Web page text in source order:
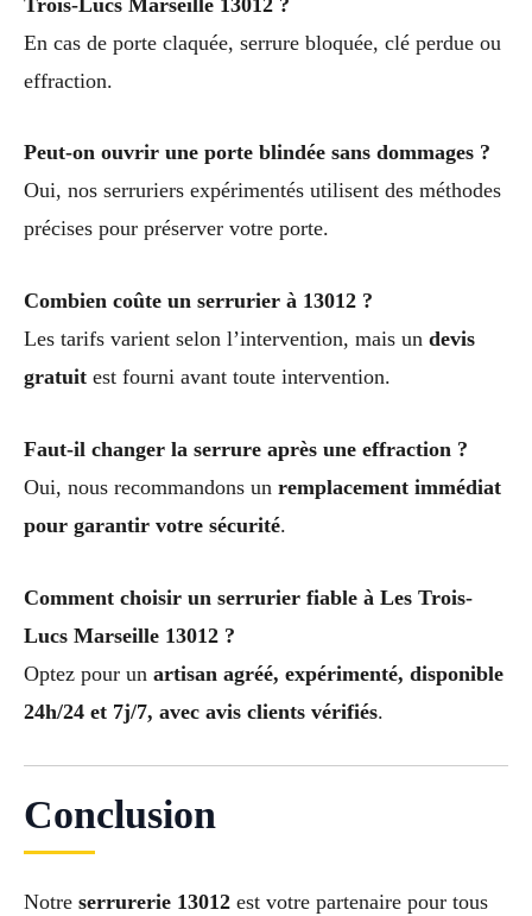
En cas de porte claquée, serrure bloquée, clé perdue ou
effraction.
Peut-on ouvrir une porte blindée sans dommages ?
Oui, nos serruriers expérimentés utilisent des méthodes
précises pour préserver votre porte.
Combien coûte un serrurier à 13012 ?
Les tarifs varient selon l’intervention, mais un devis
gratuit est fourni avant toute intervention.
Faut-il changer la serrure après une effraction ?
Oui, nous recommandons un remplacement immédiat
pour garantir votre sécurité.
Comment choisir un serrurier fiable à Les Trois-
Lucs Marseille 13012 ?
Optez pour un artisan agréé, expérimenté, disponible
24h/24 et 7j/7, avec avis clients vérifiés.
Conclusion
Notre serrurerie 13012 est votre partenaire pour tous